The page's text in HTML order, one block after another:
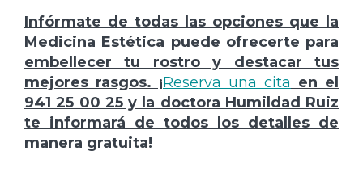
Infórmate de todas las opciones que la
Medicina Estética puede ofrecerte para
embellecer tu rostro y destacar tus
mejores rasgos. ¡Reserva una cita en el
941 25 00 25 y la doctora Humildad Ruiz
te informará de todos los detalles de
manera gratuita!